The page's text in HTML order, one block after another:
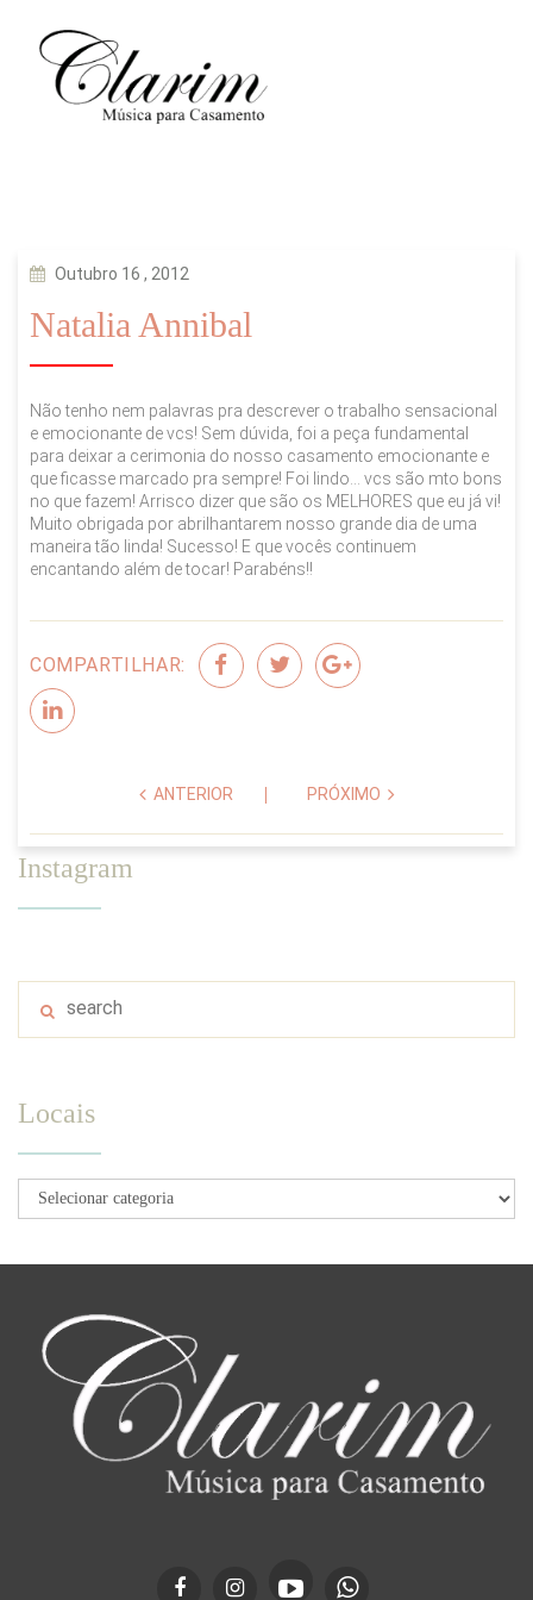
Outubro 16 , 2012
Natalia Annibal
Não tenho nem palavras pra descrever o trabalho sensacional
e emocionante de vcs! Sem dúvida, foi a peça fundamental
para deixar a cerimonia do nosso casamento emocionante e
que ficasse marcado pra sempre! Foi lindo… vcs são mto bons
no que fazem! Arrisco dizer que são os MELHORES que eu já vi!
Muito obrigada por abrilhantarem nosso grande dia de uma
maneira tão linda! Sucesso! E que vocês continuem
encantando além de tocar! Parabéns!!
COMPARTILHAR:
ANTERIOR PRÓXIMO
Instagram
Locais